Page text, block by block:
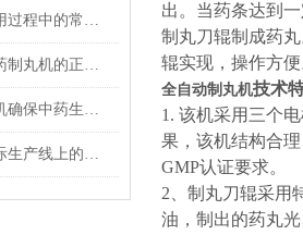
全自动高效制丸机在使用过程中的常见问题相应解决方法分享
一文与您分享全自动中药制丸机的正确使用步骤
定期维护是全自动制丸机确保中药生产质量的关键
全自动中药制丸机在实际生产线上的表现
出。当药条达到
制丸刀辊制成药
辊实现，操作方
全自动制丸机技术
1. 该机采用三个
果，该机结构合
GMP认证要求。
2 、制丸刀辊采
油，制出的药丸